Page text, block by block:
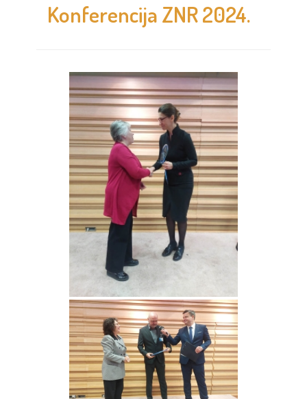
Konferencija ZNR 2024.